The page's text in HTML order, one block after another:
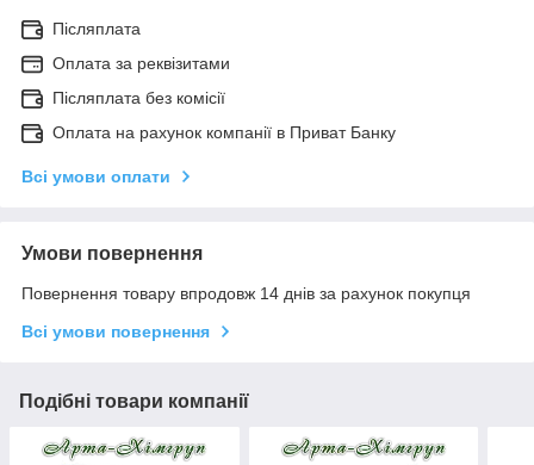
Післяплата
Оплата за реквізитами
Післяплата без комісії
Оплата на рахунок компанії в Приват Банку
Всі умови оплати
Умови повернення
Повернення товару впродовж 14 днів за рахунок покупця
Всі умови повернення
Подібні товари компанії